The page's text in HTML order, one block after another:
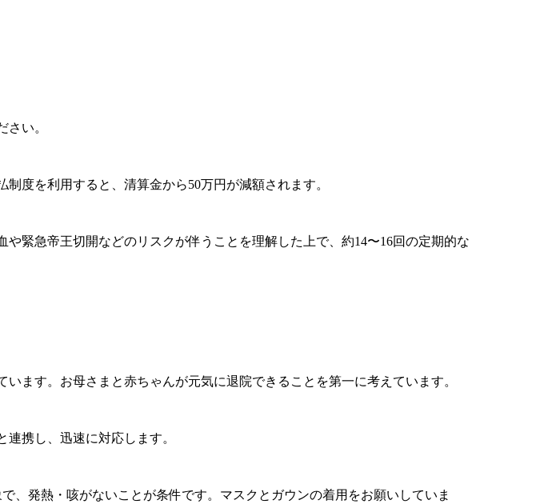
い。
度を利用すると、清算金から50万円が減額されます。
緊急帝王切開などのリスクが伴うことを理解した上で、約14〜16回の定期的な
ます。お母さまと赤ちゃんが元気に退院できることを第一に考えています。
携し、迅速に対応します。
、発熱・咳がないことが条件です。マスクとガウンの着用をお願いしていま